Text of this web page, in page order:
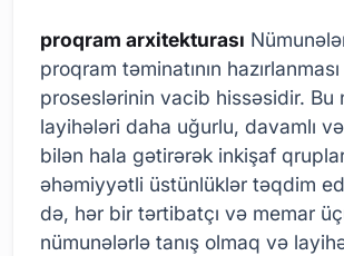
proqram arxitekturası
proqram təminatının hazırlanması
proseslərinin vacib hissəsidir. Bu
layihələri daha uğurlu, davamlı
bilən hala gətirərək inkişaf
əhəmiyyətli üstünlüklər təqdim
də, hər bir tərtibatçı və memar
nümunələrlə tanış olmaq və